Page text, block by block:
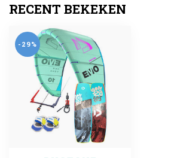
RECENT BEKEKEN
-29%